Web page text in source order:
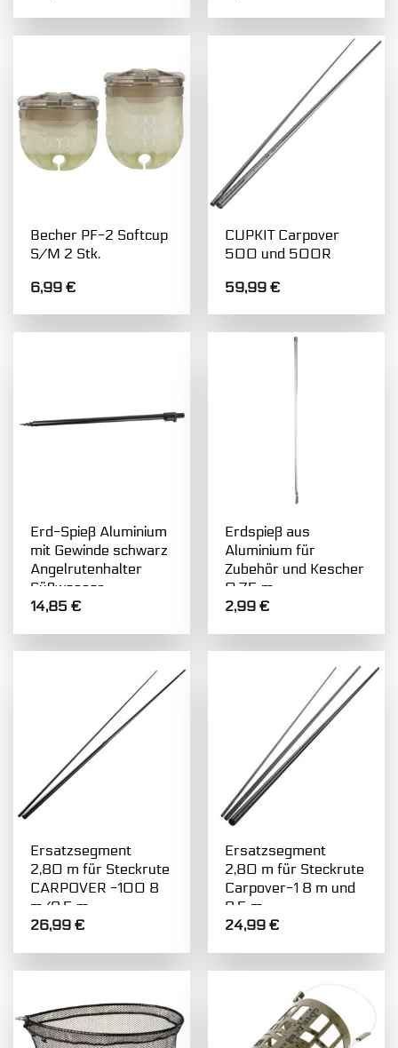
Becher PF-2 Softcup
S/M 2 Stk.
6,99€
CUPKIT Carpover
500 und 500R
59,99€
Erd-Spieß Aluminium
mit Gewinde schwarz
Angelrutenhalter
Süßwasser
14,85€
Erdspieß aus
Aluminium für
Zubehör und Kescher
0,75 m
2,99€
Ersatzsegment
2,80 m für Steckrute
CARPOVER -100 8
m/9,5 m
26,99€
Ersatzsegment
2,80 m für Steckrute
Carpover-1 8 m und
9,5 m
24,99€